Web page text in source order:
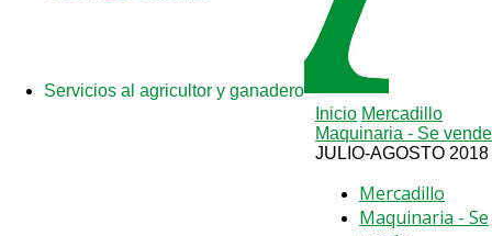
Servicios al agricultor y ganadero
Inicio Mercadillo
Maquinaria - Se vende
JULIO-AGOSTO 2018
Mercadillo
Maquinaria - Se